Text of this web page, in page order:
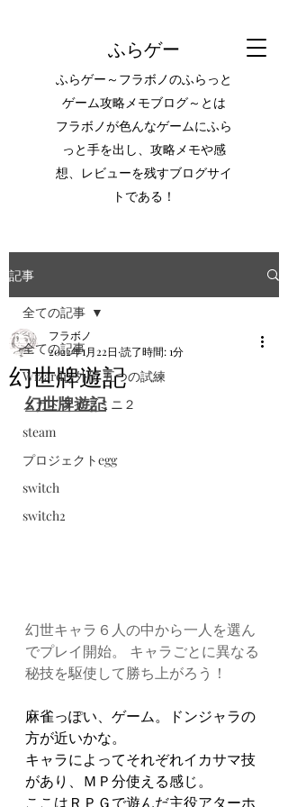
ふらゲー
ふらゲー～フラボノのふらっと
ゲーム攻略メモブログ～とは
フラボノが色んなゲームにふら
っと手を出し、攻略メモや感
想、レビューを残すブログサイ
トである！
記事
全ての記事
Wizardry外伝 五つの試練
メガドライブミニ２
steam
プロジェクトegg
switch
switch2
全ての記事
幻世牌遊記
フラボノ
2022年1月22日 読了時間: 1分
幻世牌遊記
幻世キャラ６人の中から一人を選ん
でプレイ開始。 キャラごとに異なる
秘技を駆使して勝ち上がろう！
麻雀っぽい、ゲーム。ドンジャラの
方が近いかな。
キャラによってそれぞれイカサマ技
があり、ＭＰ分使える感じ。
ここはＲＰＧで遊んだ主役アターホ